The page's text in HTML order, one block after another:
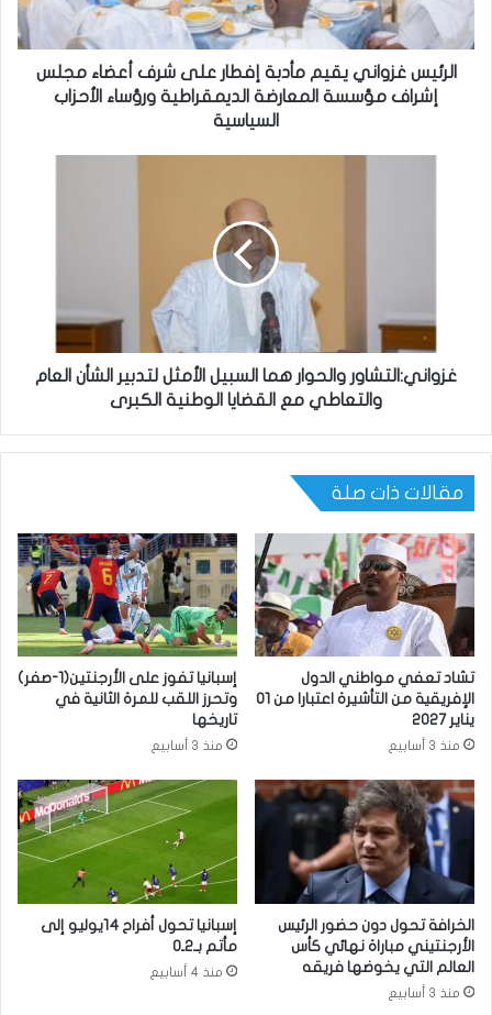
الرئيس غزواني يقيم مأدبة إفطار على شرف أعضاء مجلس
إشراف مؤسسة المعارضة الديمقراطية ورؤساء الأحزاب
السياسية
غزواني:التشاور والحوار هما السبيل الأمثل لتدبير الشأن العام
والتعاطي مع القضايا الوطنية الكبرى
مقالات ذات صلة
تشاد تعفي مواطني الدول
الإفريقية من التأشيرة اعتبارا من 01
يناير 2027
منذ 3 أسابيع
إسبانيا تفوز على الأرجنتين(1-صفر)
وتحرز اللقب للمرة الثانية في
تاريخها
منذ 3 أسابيع
الخرافة تحول دون حضور الرئيس
الأرجنتيني مباراة نهائي كأس
العالم التي يخوضها فريقه
منذ 3 أسابيع
إسبانيا تحول أفراح 14يوليو إلى
مأتم بـ2ـ0
منذ 4 أسابيع